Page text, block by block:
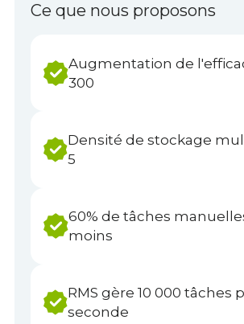
Ce que nous proposons
Augmentation de
300
Densité de stockage
5
60% de tâches
moins
RMS gère 10 000 tâches
seconde